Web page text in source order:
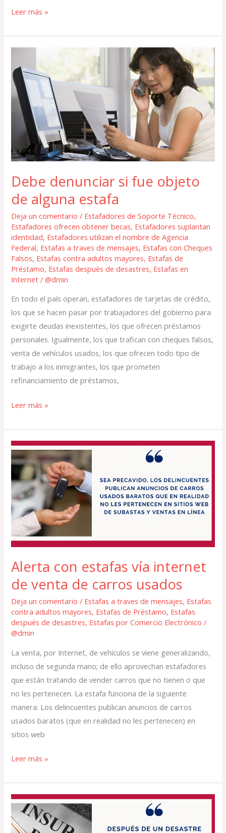
Leer más »
Debe denunciar si fue objeto
de alguna estafa
Deja un comentario / Estafadores de Soporte Técnico,
Estafadores ofrecen obtener becas, Estafadores suplantan
identidad, Estafadores utilizan el nombre de Agencia
Federal, Estafas a traves de mensajes, Estafas con Cheques
Falsos, Estafas contra adultos mayores, Estafas de
Préstamo, Estafas después de desastres, Estafas en
Internet /@dmin
En todo el país operan, estafadores de tarjetas de crédito,
los que se hacen pasar por trabajadores del gobierno para
exigirte deudas inexistentes, los que ofrecen préstamos
personales. Igualmente, los que trafican con cheques falsos,
venta de vehículos usados, los que ofrecen todo tipo de
trabajo a los inmigrantes, los que prometen
refinanciamiento de préstamos,
denunciar
si
fue
objeto
alguna
estafa
Leer más »
Alerta con estafas vía internet
de venta de carros usados
Deja un comentario / Estafas a traves de mensajes, Estafas
contra adultos mayores, Estafas de Préstamo, Estafas
después de desastres, Estafas por Comercio Electrónico /
@dmin
La venta, por Internet, de vehículos se viene generalizando,
incluso de segunda mano; de ello aprovechan estafadores
que están tratando de vender carros que no tienen o que
no les pertenecen. La estafa funciona de la siguiente
manera: Los delincuentes publican anuncios de carros
usados baratos (que en realidad no les pertenecen) en
sitios web
Alerta
con
estafas
vía
internet
de
venta
de
usados
Leer más »
En
caso
de